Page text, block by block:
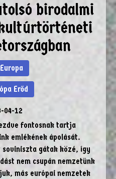
birodalmi
Erőd
04-12
fontosnak tartja
emlékének ápolását.
gátak közé, így
nem csupán nemzetünk
más európai nemzetek